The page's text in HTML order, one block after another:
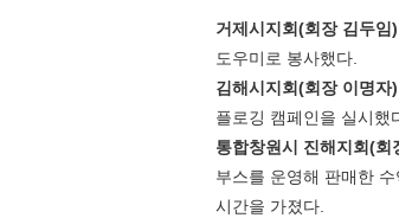
거제시지회(회장 김두임)
도우미로 봉사했다.
김해시지회(회장 이명자)
플로깅 캠페인을 실시했
통합창원시 진해지회(회
부스를 운영해 판매한 수
시간을 가졌다.